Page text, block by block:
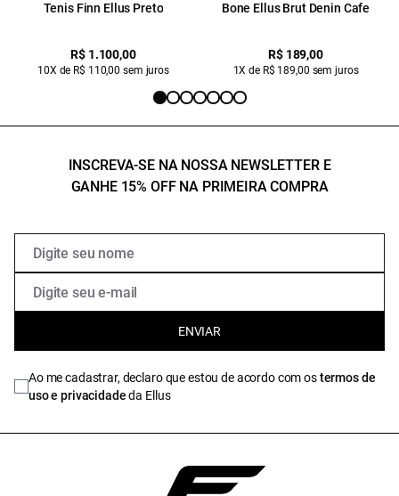
Tenis Finn Ellus Preto
R$ 1.100,00
10X de R$ 110,00 sem juros
Bone Ellus Brut Denin Cafe
R$ 189,00
1X de R$ 189,00 sem juros
INSCREVA-SE NA NOSSA NEWSLETTER E
GANHE 15% OFF NA PRIMEIRA COMPRA
ENVIAR
Ao me cadastrar, declaro que estou de acordo com ostermos de
uso e privacidadeda Ellus